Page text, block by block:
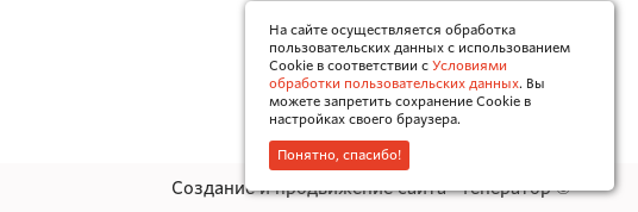
Создание и продвижение сайта - Генератор ©
На сайте осуществляется обработка
пользовательских данных с использованием
Cookie в соответствии с Условиями
обработки пользовательских данных. Вы
можете запретить сохранение Cookie в
настройках своего браузера.
Понятно, спасибо!